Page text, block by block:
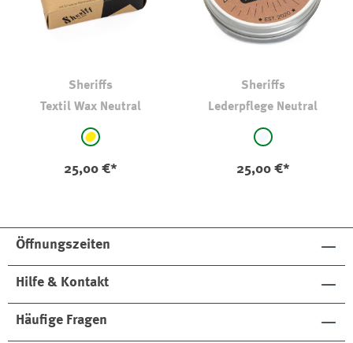
Sheriffs
Textil Wax Neutral
auswählen
gelb
25,00 €*
Sheriffs
Lederpflege Neutral
auswählen
klar
25,00 €*
Öffnungszeiten
Hilfe & Kontakt
Häufige Fragen